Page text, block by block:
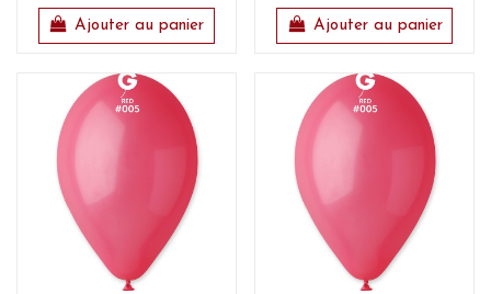
Ajouter au panier Ajouter au panier